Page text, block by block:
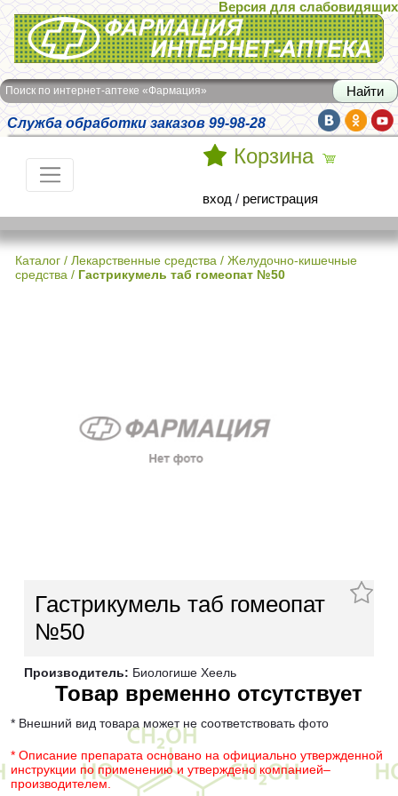
Интернет-аптека Фармация
Версия для слабовидящих
Поиск по интернет-аптеке «Фармация»
Служба обработки заказов 99-98-28
Корзина
вход / регистрация
Каталог / Лекарственные средства / Желудочно-кишечные
средства / Гастрикумель таб гомеопат №50
Гастрикумель таб гомеопат
№50
Производитель: Биологише Хеель
Товар временно отсутствует
* Внешний вид товара может не соответствовать фото
* Описание препарата основано на официально утвержденной
инструкции по применению и утверждено компанией–
производителем.